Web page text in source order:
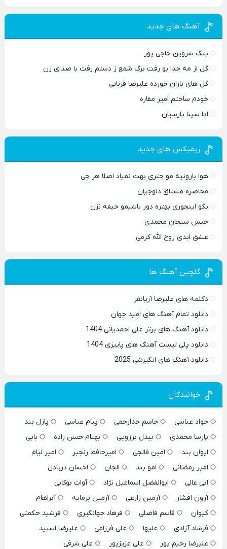
آهنگ های جدید
پتک شروین حاجی پور
گل از مه جدا بو رفت برگ شمع ز دستم رفت با صدای زن
گل های باران خورده علیرضا قربانی
خودم ساختم امیر مقاره
ادا سینا پارسیان
ریمیکس های جدید
هوا بارونیه مو چتری بهت نمیاد اصلا هر چی
محاصره مشتاق دلوجیان
نگو اینجوری بهتره دور باشیمو حیفه نزن
حبس سبحان محمدی
عشق ابدی روح الله کرمی
گلچین آهنگ ها
دکلمه های علیرضا آریانفر
دانلود تمام آهنگ های امید جهان
دانلود آهنگ های برتر علی احمدیانی 1404
دانلود پلی لیست آهنگ های پاییزی 1404
دانلود آهنگ های انگیزشی 2025
خوانندگان
جواد عباسی جاسم خدارحمی پیام عباسی
پازل بند
پارسا محمدی
بیدل برزویی بهنام حسن زاده
بابی
ایوان بند
امین فالجی امیرحافظ رنجبر
امیر لیام
امیر رمضانی
امو بند الجان
احسان دریادل
ابی عالی
ابوالفضل اسماعیل نژاد
آوات بوکانی
آرون افشار
آرمین زارعی آرمین برمایه
آبراهام
کیوان
قاسم فاضلی فرهاد جهانگیری
فرشید حکمتی
فرشاد آزادی
علیها علی فرزامی
علیرضا اسپید
علیرضا رحیم پور
علی عزیزپور
علی شرفی